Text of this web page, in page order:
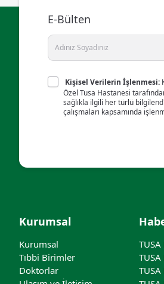
E-Bülten
Kişisel Verilerin İşlenmesi:
Özel Tusa Hastanesi
sağlıkla ilgili her türlü
çalışmaları kapsamında
Kurumsal
Kurumsal
Tıbbi Birimler
Doktorlar